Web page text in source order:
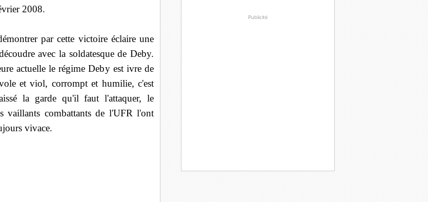
2008.
par cette victoire éclaire une
avec la soldatesque de Deby.
actuelle le régime Deby est ivre de
et viol, corrompt et humilie, c'est
la garde qu'il faut l'attaquer, le
vaillants combattants de l'UFR l'ont
vivace.
Publicité